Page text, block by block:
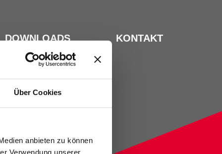
Über Cookies
anbieten zu können
Verwendung unserer
DOWNLOADS KONTAKT